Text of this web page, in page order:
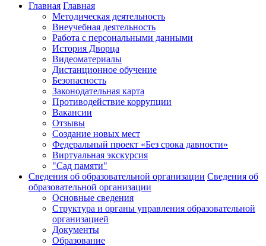
Главная Главная
Методическая деятельность
Внеучебная деятельность
Работа с персональными данными
История Дворца
Видеоматериалы
Дистанционное обучение
Безопасность
Законодательная карта
Противодействие коррупции
Вакансии
Отзывы
Создание новых мест
Федеральный проект «Без срока давности»
Виртуальная экскурсия
"Сад памяти"
Сведения об образовательной организации Сведения об
образовательной организации
Основные сведения
Структура и органы управления образовательной
организацией
Документы
Образование